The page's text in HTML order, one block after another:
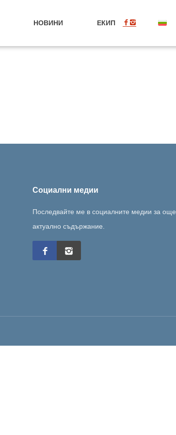
НОВИНИ ЕКИП
Социални медии
Последвайте ме в социалните медии за още
актуално съдържание.